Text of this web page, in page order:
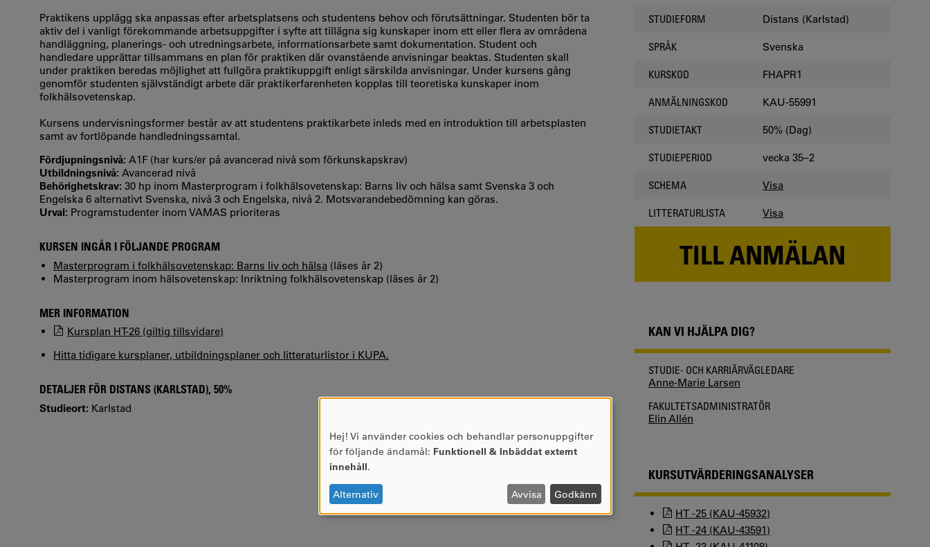
Praktikens upplägg ska anpassas efter arbetsplatsens och studentens behov och förutsättningar. Studenten bör ta
aktiv del i vanligt förekommande arbetsuppgifter i syfte att tillägna sig kunskaper inom ett eller flera av områdena
handläggning, planerings- och utredningsarbete, informationsarbete samt dokumentation. Student och
handledare upprättar tillsammans en plan för praktiken där ovanstående anvisningar beaktas. Studenten skall
under praktiken beredas möjlighet att fullgöra praktikuppgift enligt särskilda anvisningar. Under kursens gång
genomför studenten självständigt arbete där praktikerfarenheten kopplas till teoretiska kunskaper inom
folkhälsovetenskap.
Kursens undervisningsformer består av att studentens praktikarbete inleds med en introduktion till arbetsplasten
samt av fortlöpande handledningssamtal.
Fördjupningsnivå: A1F (har kurs/er på avancerad nivå som förkunskapskrav)
Utbildningsnivå: Avancerad nivå
Behörighetskrav: 30 hp inom Masterprogram i folkhälsovetenskap: Barns liv och hälsa samt Svenska 3 och
Engelska 6 alternativt Svenska, nivå 3 och Engelska, nivå 2. Motsvarandebedömning kan göras.
Urval: Programstudenter inom VAMAS prioriteras
KURSEN INGÅR I FÖLJANDE PROGRAM
Masterprogram i folkhälsovetenskap: Barns liv och hälsa (läses år 2)
Masterprogram inom hälsovetenskap: Inriktning folkhälsovetenskap (läses år 2)
MER INFORMATION
Kursplan HT-26 (giltig tillsvidare)
Hitta tidigare kursplaner, utbildningsplaner och litteraturlistor i KUPA.
DETALJER FÖR DISTANS (KARLSTAD), 50%
Studieort: Karlstad
STUDIEFORM Distans (Karlstad)
SPRÅK Svenska
KURSKOD FHAPR1
ANMÄLNINGSKOD KAU-55991
STUDIETAKT 50% (Dag)
STUDIEPERIOD vecka 35–2
SCHEMA Visa
LITTERATURLISTA Visa
TILL ANMÄLAN
KAN VI HJÄLPA DIG?
STUDIE- OCH KARRIÄRVÄGLEDARE
Anne-Marie Larsen
FAKULTETSADMINISTRATÖR
Elin Allén
KURSUTVÄRDERINGSANALYSER
HT -25 (KAU-45932)
HT -24 (KAU-43591)
ANVÄNDNING
AV
OCH
COOKIES
Hej! Vi använder cookies och behandlar personuppgifter
för följande ändamål: Funktionell & Inbäddat externt
innehåll.
Alternativ Avvisa Godkänn